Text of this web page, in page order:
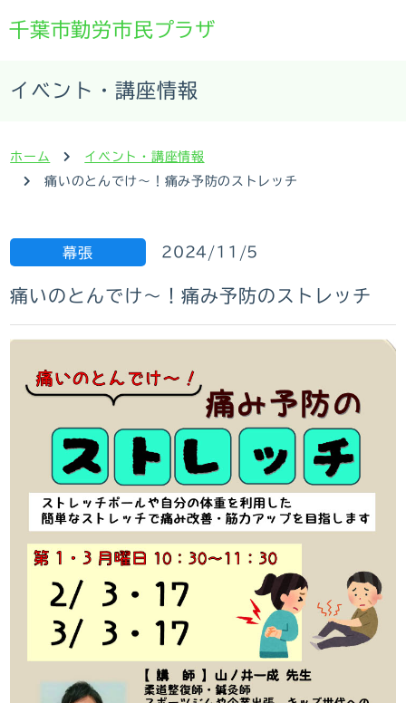
千葉市勤労市民プラザ
イベント・講座情報
ホーム
イベント・講座情報
痛いのとんでけ～！痛み予防のストレッチ
幕張 2024/11/5
痛いのとんでけ～！痛み予防のストレッチ